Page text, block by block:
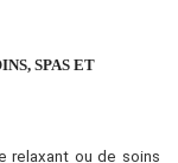
SPAS ET
relaxant ou de soins